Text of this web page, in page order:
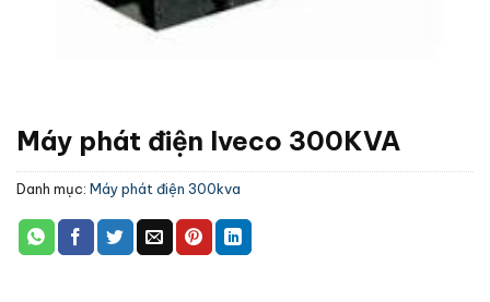
Máy phát điện Iveco 300KVA
Danh mục: Máy phát điện 300kva